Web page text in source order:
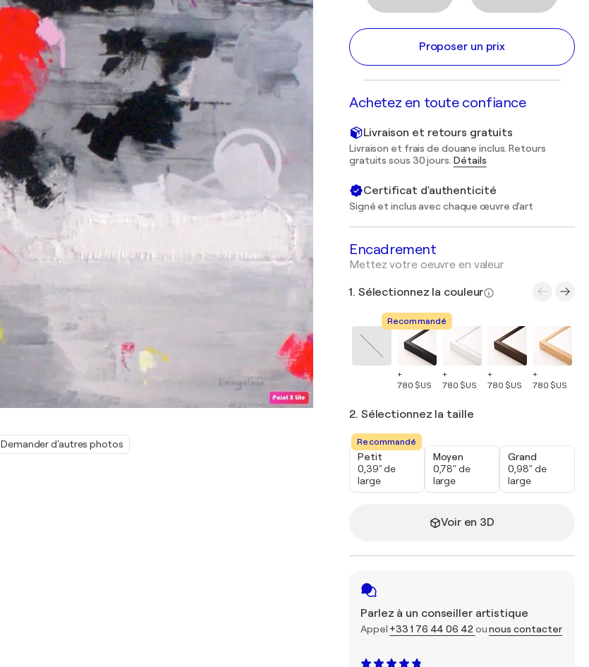
Demander d'autres photos
Proposer un prix
Achetez en toute confiance
Livraison et retours gratuits
Livraison et frais de douane inclus. Retours
gratuits sous 30 jours. Détails
Certificat d'authenticité
Signé et inclus avec chaque œuvre d'art
Encadrement
Mettez votre oeuvre en valeur
1. Sélectionnez la couleur
Recommandé
+
780 $US
+
780 $US
+
780 $US
+
780 $US
2. Sélectionnez la taille
Recommandé
Petit
0,39" de
large
Moyen
0,78" de
large
Grand
0,98" de
large
Voir en 3D
Parlez à un conseiller artistique
Appel +33 1 76 44 06 42 ounous contacter